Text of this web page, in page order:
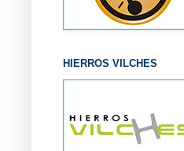
HIERROS VILCHES